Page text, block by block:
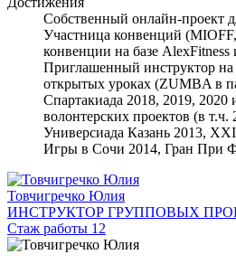
Собственный онлайн-проект
Участница конвенций
конвенции на базе AlexFitness
Приглашенный инструктор на
открытых уроках (ZUMBA в
Спартакиада 2018, 2019, 2020
волонтерских проектов (в
Универсиада Казань 2013,
Игры в Сочи 2014, Гран При
Товчигречко Юлия
ИНСТРУКТОР ГРУППОВЫХ
Стаж работы 12